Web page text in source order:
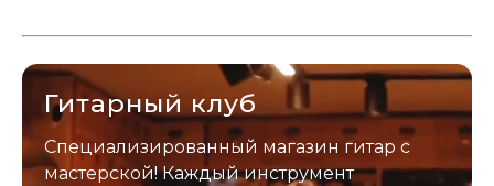
застрахован. Случись что -
Гитарный клуб
Специализированный магазин гитар с
мастерской! Каждый инструмент